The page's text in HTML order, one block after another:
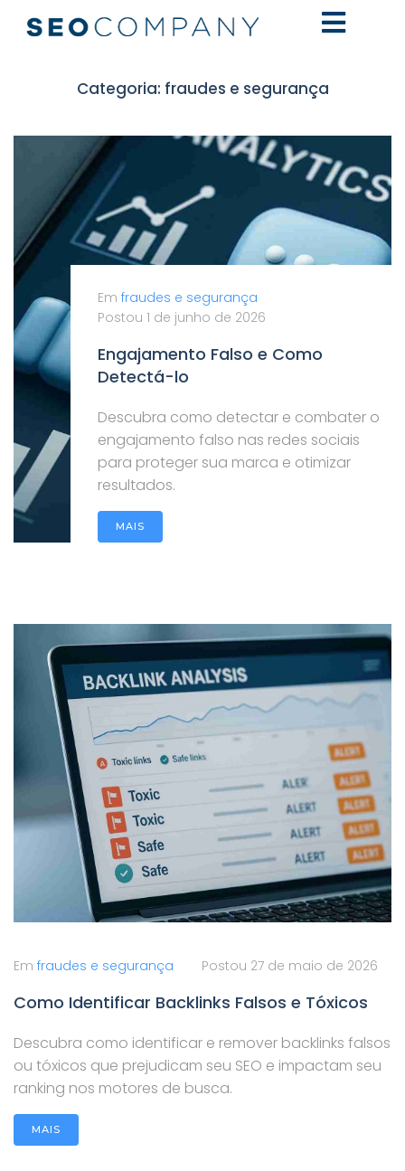
Categoria: fraudes e segurança
Em fraudes e segurança
Postou 1 de junho de 2026
Engajamento Falso e Como
Detectá-lo
Descubra como detectar e combater o
engajamento falso nas redes sociais
para proteger sua marca e otimizar
resultados.
MAIS
Em fraudes e segurança Postou 27 de maio de 2026
Como Identificar Backlinks Falsos e Tóxicos
Descubra como identificar e remover backlinks falsos
ou tóxicos que prejudicam seu SEO e impactam seu
ranking nos motores de busca.
MAIS